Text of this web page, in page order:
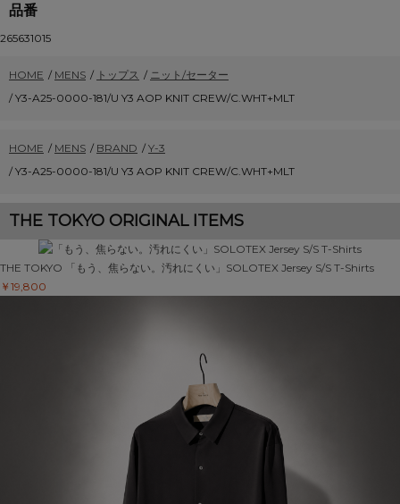
品番
265631015
HOME / MENS / トップス / ニット/セーター
/ Y3-A25-0000-181/U Y3 AOP KNIT CREW/C.WHT+MLT
HOME / MENS / BRAND / Y-3
/ Y3-A25-0000-181/U Y3 AOP KNIT CREW/C.WHT+MLT
THE TOKYO ORIGINAL ITEMS
THE TOKYO
「もう、焦らない。汚れにくい」SOLOTEX Jersey S/S T-Shirts
￥19,800